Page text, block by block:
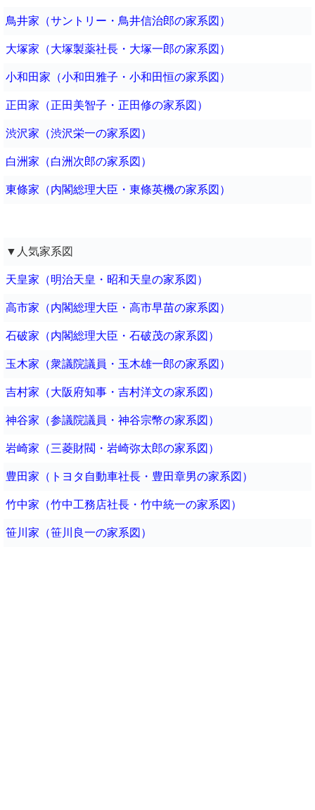
鳥井家（サントリー・鳥井信治郎の家系図）
大塚家（大塚製薬社長・大塚一郎の家系図）
小和田家（小和田雅子・小和田恒の家系図）
正田家（正田美智子・正田修の家系図）
渋沢家（渋沢栄一の家系図）
白洲家（白洲次郎の家系図）
東條家（内閣総理大臣・東條英機の家系図）
▼人気家系図
天皇家（明治天皇・昭和天皇の家系図）
高市家（内閣総理大臣・高市早苗の家系図）
石破家（内閣総理大臣・石破茂の家系図）
玉木家（衆議院議員・玉木雄一郎の家系図）
吉村家（大阪府知事・吉村洋文の家系図）
神谷家（参議院議員・神谷宗幣の家系図）
岩崎家（三菱財閥・岩崎弥太郎の家系図）
豊田家（トヨタ自動車社長・豊田章男の家系図）
竹中家（竹中工務店社長・竹中統一の家系図）
笹川家（笹川良一の家系図）